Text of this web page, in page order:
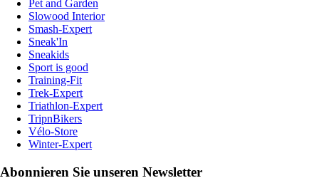
Pet and Garden
Slowood Interior
Smash-Expert
Sneak'In
Sneakids
Sport is good
Training-Fit
Trek-Expert
Triathlon-Expert
TripnBikers
Vélo-Store
Winter-Expert
Abonnieren Sie unseren Newsletter